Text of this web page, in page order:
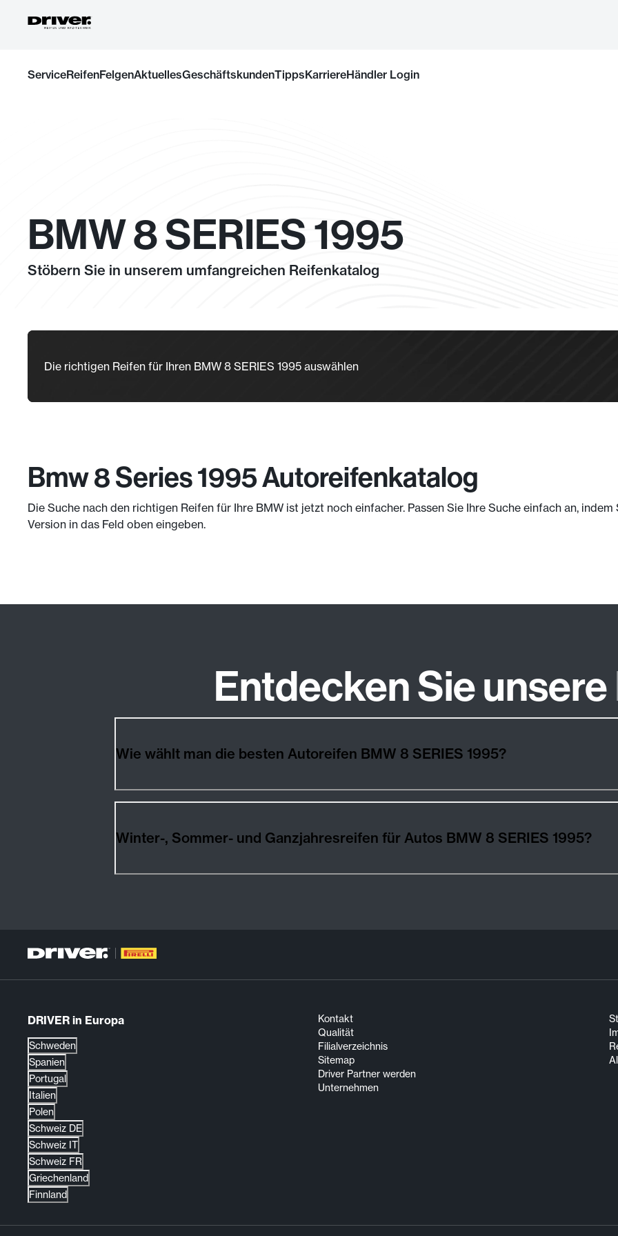
InhaltServiceReifenFelgenAktuellesGeschäftskundenTippsKarriereHändler Login
BMW 8 SERIES 1995
Stöbern Sie in unserem umfangreichen Reifenkatalog
Die richtigen Reifen für Ihren BMW 8 SERIES 1995 auswählen
Bmw 8 Series 1995 Autoreifenkatalog
Die Suche nach den richtigen Reifen für Ihre BMW ist jetzt noch einfacher. Passen Sie Ihre Suche einfach an,
Version in das Feld oben eingeben.
Entdecken Sie unsere
Wie wählt man die besten Autoreifen BMW 8 SERIES 1995?
Winter-, Sommer- und Ganzjahresreifen für Autos BMW 8 SERIES 1995?
DRIVER in Europa
Schweden
Spanien
Portugal
Italien
Polen
Schweiz DE
Schweiz IT
Schweiz FR
Griechenland
Finnland
Kontakt
Qualität
Filialverzeichnis
Sitemap
Driver Partner werden
Unternehmen